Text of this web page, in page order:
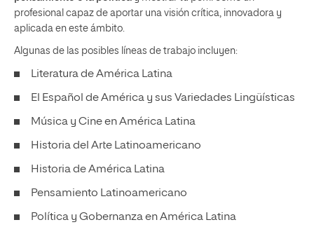
profesional capaz de aportar una visión crítica, innovadora y
aplicada en este ámbito.
Algunas de las posibles líneas de trabajo incluyen:
Literatura de América Latina
El Español de América y sus Variedades Lingüísticas
Música y Cine en América Latina
Historia del Arte Latinoamericano
Historia de América Latina
Pensamiento Latinoamericano
Política y Gobernanza en América Latina